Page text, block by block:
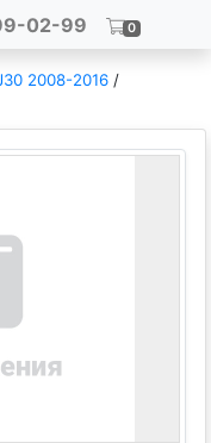
02-99 0
2008-2016 /